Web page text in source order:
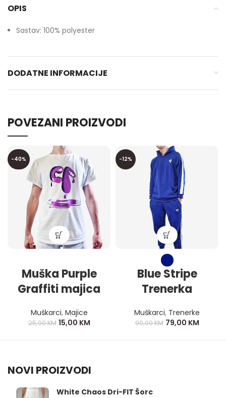
OPIS
Sastav: 100% polyester
DODATNE INFORMACIJE
POVEZANI PROIZVODI
-40%
Muška Purple
Graffiti majica
Muškarci, Majice
25,00KM 15,00 KM
-12%
Blue Stripe
Trenerka
Muškarci, Trenerke
90,00KM 79,00 KM
NOVI PROIZVODI
White Chaos Dri-FIT Šorc